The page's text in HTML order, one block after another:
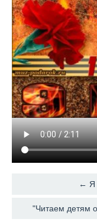
← Я
"Читаем детям